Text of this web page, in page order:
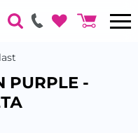
PURPLE -